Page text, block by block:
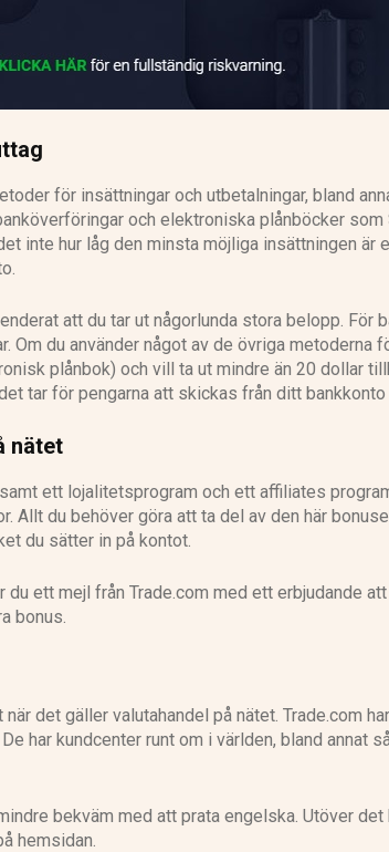
för insättningar och utbetalningar, bland
och elektroniska plånböcker
inte hur låg den minsta möjliga insättningen är
att du tar ut någorlunda stora belopp. För
Om du använder något av de övriga metoderna
plånbok) och vill ta ut mindre än 20 dollar
tar för pengarna att skickas från ditt
nätet
ett lojalitetsprogram och ett affiliates
Allt du behöver göra att ta del av den här
du sätter in på kontot.
ett mejl från Trade.com med ett erbjudande
bonus.
det gäller valutahandel på nätet. Trade.com
har kundcenter runt om i världen, bland annat
bekväm med att prata engelska. Utöver
hemsidan.